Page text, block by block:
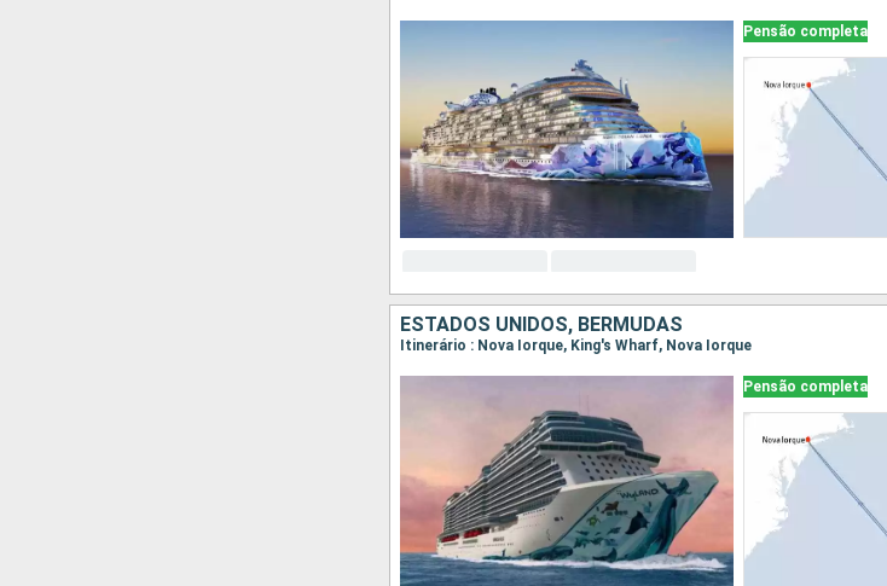
Pensão completa
ESTADOS UNIDOS, BERMUDAS
Itinerário : Nova Iorque, King's Wharf, Nova Iorque
Pensão completa